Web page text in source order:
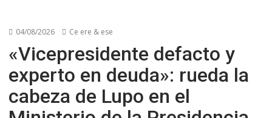
04/08/2026 Ce ere & ese
«Vicepresidente defacto y
experto en deuda»: rueda la
cabeza de Lupo en el